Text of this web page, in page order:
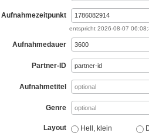
Aufnahmezeitpunkt
entspricht 2026-08-07
Aufnahmedauer
Partner-ID
Aufnahmetitel
Genre
Layout
Hell, klein